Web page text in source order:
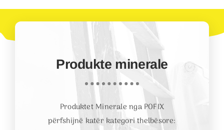
Produkte minerale
Produktet Minerale nga POFIX
përfshijnë katër kategori thelbësore: